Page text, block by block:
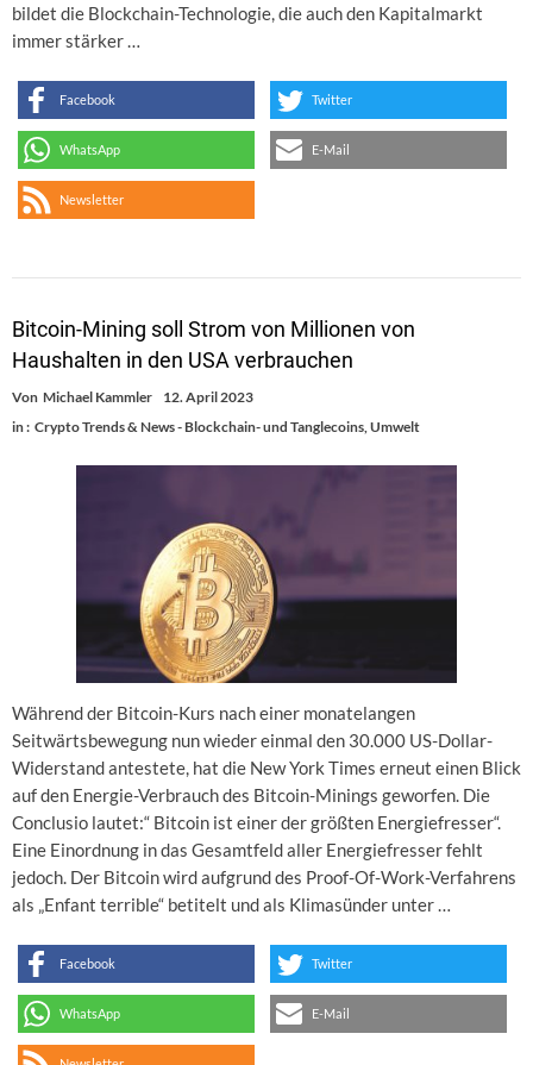
bildet die Blockchain-Technologie, die auch den Kapitalmarkt
immer stärker …
Facebook Twitter
WhatsApp E-Mail
Newsletter
Bitcoin-Mining soll Strom von Millionen von
Haushalten in den USA verbrauchen
Von Michael Kammler
12. April 2023
in : Crypto Trends & News - Blockchain- und Tanglecoins Umwelt
Während der Bitcoin-Kurs nach einer monatelangen
Seitwärtsbewegung nun wieder einmal den 30.000 US-Dollar-
Widerstand antestete, hat die New York Times erneut einen Blick
auf den Energie-Verbrauch des Bitcoin-Minings geworfen. Die
Conclusio lautet:“ Bitcoin ist einer der größten Energiefresser“.
Eine Einordnung in das Gesamtfeld aller Energiefresser fehlt
jedoch. Der Bitcoin wird aufgrund des Proof-Of-Work-Verfahrens
als „Enfant terrible“ betitelt und als Klimasünder unter …
Facebook Twitter
WhatsApp E-Mail